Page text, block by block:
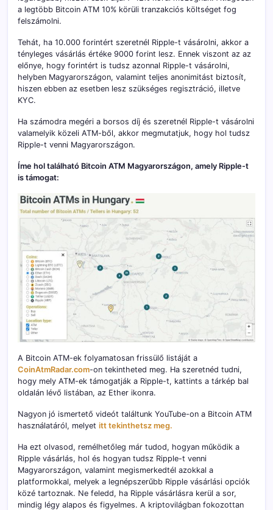
a legtöbb Bitcoin ATM 10% körüli tranzakciós költséget fog
felszámolni.
Tehát, ha 10.000 forintért szeretnél Ripple-t vásárolni, akkor a
tényleges vásárlás értéke 9000 forint lesz. Ennek viszont az az
előnye, hogy forintért is tudsz azonnal Ripple-t vásárolni,
helyben Magyarországon, valamint teljes anonimitást biztosít,
hiszen ebben az esetben lesz szükséges regisztráció, illetve
KYC.
Ha számodra megéri a borsos díj és szeretnél Ripple-t vásárolni
valamelyik közeli ATM-ből, akkor megmutatjuk, hogy hol tudsz
Ripple-t venni Magyarországon.
Íme hol található Bitcoin ATM Magyarországon, amely Ripple-t
is támogat:
A Bitcoin ATM-ek folyamatosan frissülő listáját a
CoinAtmRadar.com-on tekintheted meg. Ha szeretnéd tudni,
hogy mely ATM-ek támogatják a Ripple-t, kattints a tárkép bal
oldalán lévő listában, az Ether ikonra.
Nagyon jó ismertető videót találtunk YouTube-on a Bitcoin ATM
használatáról, melyet itt tekinthetsz meg.
Ha ezt olvasod, remélhetőleg már tudod, hogyan működik a
Ripple vásárlás, hol és hogyan tudsz Ripple-t venni
Magyarországon, valamint megismerkedtél azokkal a
platformokkal, melyek a legnépszerűbb Ripple vásárlási opciók
közé tartoznak. Ne feledd, ha Ripple vásárlásra kerül a sor,
mindig légy alapos és figyelmes. A kriptovilágban fokozottan